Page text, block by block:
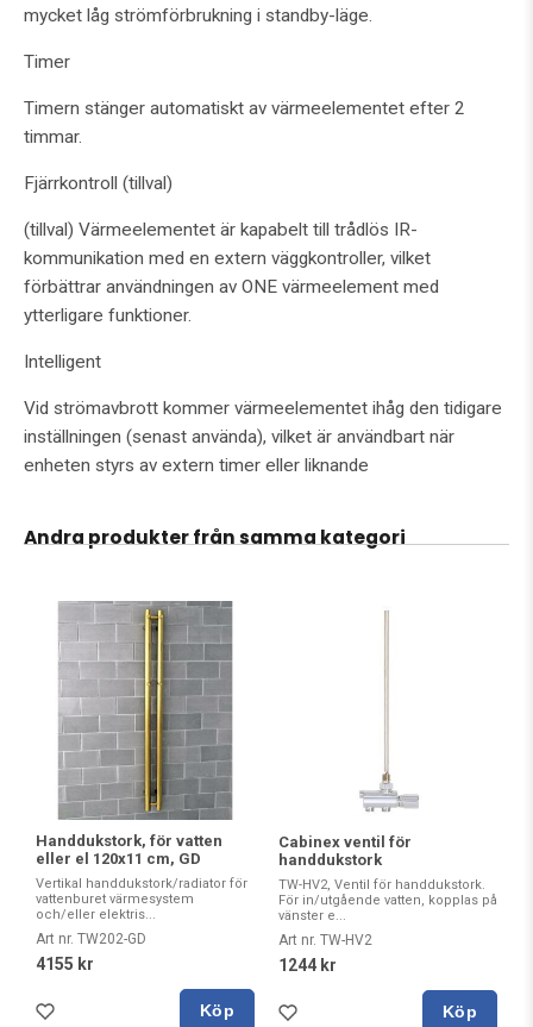
mycket låg strömförbrukning i standby-läge.
Timer
Timern stänger automatiskt av värmeelementet efter 2
timmar.
Fjärrkontroll (tillval)
(tillval) Värmeelementet är kapabelt till trådlös IR-
kommunikation med en extern väggkontroller, vilket
förbättrar användningen av ONE värmeelement med
ytterligare funktioner.
Intelligent
Vid strömavbrott kommer värmeelementet ihåg den tidigare
inställningen (senast använda), vilket är användbart när
enheten styrs av extern timer eller liknande
Andra produkter från samma kategori
Handdukstork, för vatten
eller el 120x11 cm, GD
Vertikal handdukstork/radiator för
vattenburet värmesystem
och/eller elektris...
Art nr. TW202-GD
4155 kr
Köp
Cabinex ventil för
handdukstork
TW-HV2, Ventil för handdukstork.
För in/utgående vatten, kopplas på
vänster e...
Art nr. TW-HV2
1244 kr
Köp